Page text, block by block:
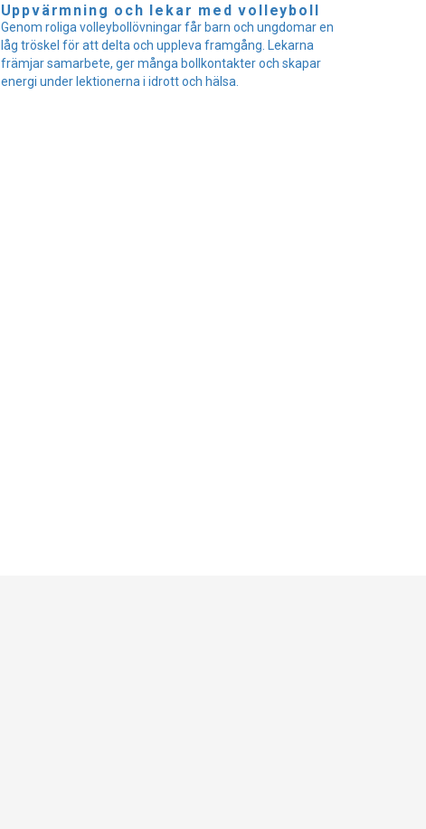
Uppvärmning och lekar med volleyboll
Genom roliga volleybollövningar får barn och ungdomar en
låg tröskel för att delta och uppleva framgång. Lekarna
främjar samarbete, ger många bollkontakter och skapar
energi under lektionerna i idrott och hälsa.